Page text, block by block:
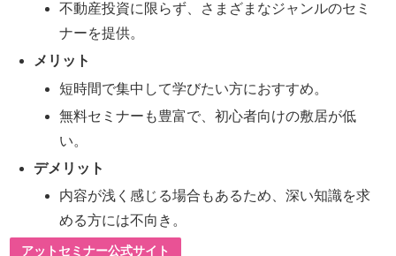
不動産投資に限らず、さまざまなジャンルのセミ
ナーを提供。
メリット
短時間で集中して学びたい方におすすめ。
無料セミナーも豊富で、初心者向けの敷居が低
い。
デメリット
内容が浅く感じる場合もあるため、深い知識を求
める方には不向き。
アットセミナー公式サイト